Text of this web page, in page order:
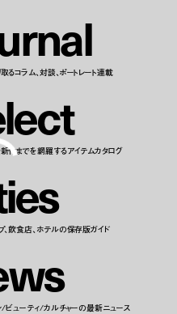
rnal
るコラム、対談、ポートレート連載
lect
作までを網羅するアイテムカタログ
ies
、飲食店、ホテルの保存版ガイド
ws
/ビューティ/カルチャーの最新ニュース